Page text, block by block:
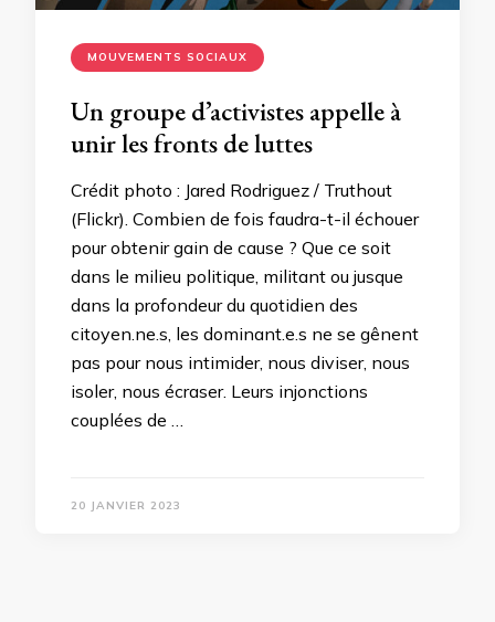
MOUVEMENTS SOCIAUX
Un groupe d’activistes appelle à
unir les fronts de luttes
Crédit photo : Jared Rodriguez / Truthout
(Flickr). Combien de fois faudra-t-il échouer
pour obtenir gain de cause ? Que ce soit
dans le milieu politique, militant ou jusque
dans la profondeur du quotidien des
citoyen.ne.s, les dominant.e.s ne se gênent
pas pour nous intimider, nous diviser, nous
isoler, nous écraser. Leurs injonctions
couplées de …
20 JANVIER 2023